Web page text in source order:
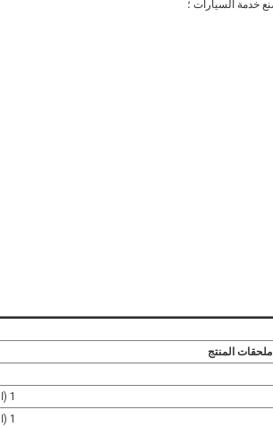
ملحقات المنتج
1 (التكوين القياسي)
1 (التكوين القياسي)